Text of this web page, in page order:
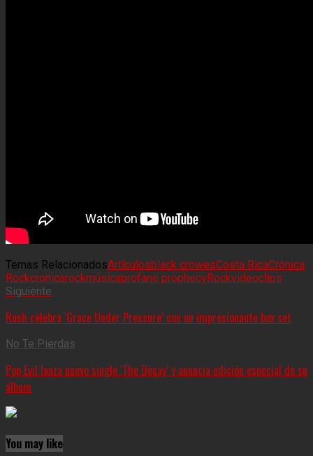
Temas RelacionadosArtículosblack crowesCosta RicaCrónica
Rockcronicarockmúsicaprofane prophecyRockvideoclips
Siguiente
Rush celebra ‘Grace Under Pressure’ con un impresionante box set
No Te Pierdas
Pop Evil lanza nuevo single ‘The Decay’ y anuncia edición especial de su
álbum
You may like